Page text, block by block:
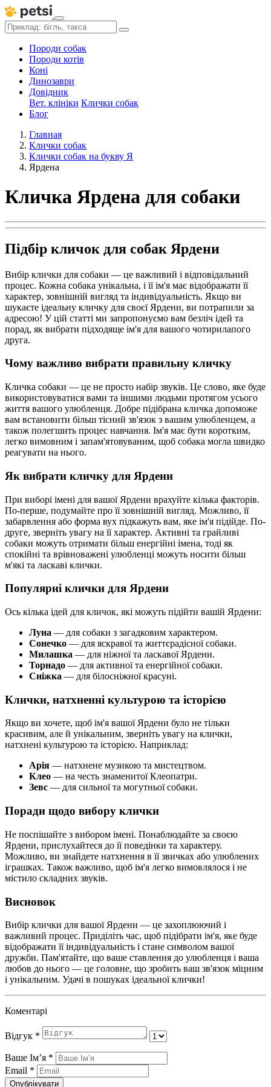
Породи собак
Породи котів
Коні
Динозаври
Довідник
Вет. клініки Клички собак
Блог
Главная
Клички собак
Клички собак на букву Я
Ярдена
Кличка Ярдена для собаки
Підбір кличок для собак Ярдени
Вибір клички для собаки — це важливий і відповідальний
процес. Кожна собака унікальна, і її ім'я має відображати її
характер, зовнішній вигляд та індивідуальність. Якщо ви
шукаєте ідеальну кличку для своєї Ярдени, ви потрапили за
адресою! У цій статті ми запропонуємо вам безліч ідей та
порад, як вибрати підходяще ім'я для вашого чотирилапого
друга.
Чому важливо вибрати правильну кличку
Кличка собаки — це не просто набір звуків. Це слово, яке буде
використовуватися вами та іншими людьми протягом усього
життя вашого улюбленця. Добре підібрана кличка допоможе
вам встановити більш тісний зв'язок з вашим улюбленцем, а
також полегшить процес навчання. Ім'я має бути коротким,
легко вимовним і запам'ятовуваним, щоб собака могла швидко
реагувати на нього.
Як вибрати кличку для Ярдени
При виборі імені для вашої Ярдени врахуйте кілька факторів.
По-перше, подумайте про її зовнішній вигляд. Можливо, її
забарвлення або форма вух підкажуть вам, яке ім'я підійде. По-
друге, зверніть увагу на її характер. Активні та грайливі
собаки можуть отримати більш енергійні імена, тоді як
спокійні та врівноважені улюбленці можуть носити більш
м'які та ласкаві клички.
Популярні клички для Ярдени
Ось кілька ідей для кличок, які можуть підійти вашій Ярдени:
Луна — для собаки з загадковим характером.
Сонечко — для яскравої та життєрадісної собаки.
Милашка — для ніжної та ласкавої Ярдени.
Торнадо — для активної та енергійної собаки.
Сніжка — для білосніжної красуні.
Клички, натхненні культурою та історією
Якщо ви хочете, щоб ім'я вашої Ярдени було не тільки
красивим, але й унікальним, зверніть увагу на клички,
натхнені культурою та історією. Наприклад:
Арія — натхнене музикою та мистецтвом.
Клео — на честь знаменитої Клеопатри.
Зевс — для сильної та могутньої собаки.
Поради щодо вибору клички
Не поспішайте з вибором імені. Понаблюдайте за своєю
Ярдени, прислухайтеся до її поведінки та характеру.
Можливо, ви знайдете натхнення в її звичках або улюблених
іграшках. Також важливо, щоб ім'я легко вимовлялося і не
містило складних звуків.
Висновок
Вибір клички для вашої Ярдени — це захоплюючий і
важливий процес. Приділіть час, щоб підібрати ім'я, яке буде
відображати її індивідуальність і стане символом вашої
дружби. Пам'ятайте, що ваше ставлення до улюбленця і ваша
любов до нього — це головне, що зробить ваш зв'язок міцним
і унікальним. Удачі в пошуках ідеальної клички!
Коментарі
Відгук *
Ваше Імʼя *
Email *
Опублікувати